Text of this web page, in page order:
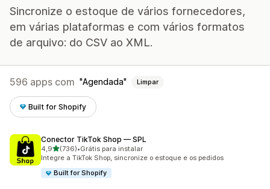
Sincronize o estoque de vários fornecedores,
em várias plataformas e com vários formatos
de arquivo: do CSV ao XML.
596 apps com Agendada Limpar
Built for Shopify
Conector TikTok Shop — SPL
4,9de 5 estrelas
(736)
736 avaliações ao todo
•Grátis para instalar
Integre a TikTok Shop, sincronize o estoque e os pedidos
Built for Shopify